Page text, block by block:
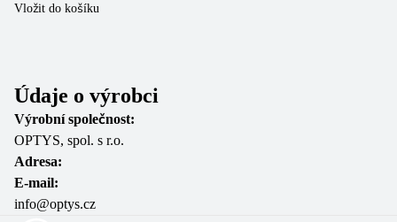
Vložit do košíku
Údaje o výrobci
Výrobní společnost:
OPTYS, spol. s r.o.
Adresa:
E-mail:
info@optys.cz